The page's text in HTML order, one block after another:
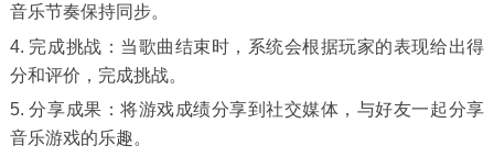
音乐节奏保持同步。
4. 完成挑战：当歌曲结束时，系统会根据玩家的表现给出得
分和评价，完成挑战。
5. 分享成果：将游戏成绩分享到社交媒体，与好友一起分享
音乐游戏的乐趣。